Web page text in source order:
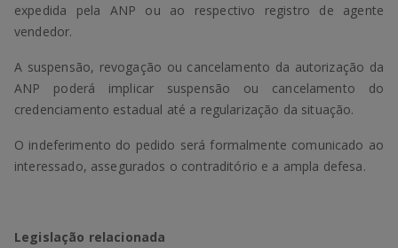
expedida pela ANP ou ao respectivo registro de agente
vendedor.
A suspensão, revogação ou cancelamento da autorização da
ANP poderá implicar suspensão ou cancelamento do
credenciamento estadual até a regularização da situação.
O indeferimento do pedido será formalmente comunicado ao
interessado, assegurados o contraditório e a ampla defesa.
Legislação relacionada